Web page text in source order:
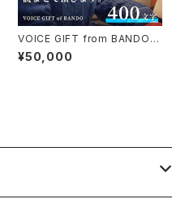
VOICE GIFT from BANDO
大切なあの人に声のギフト（40
0文字以下編）手紙や詩の代読
¥50,000